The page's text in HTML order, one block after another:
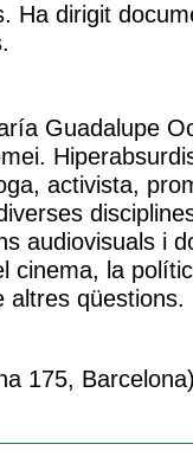
Ha dirigit
Guadalupe
activista,
audiovisuals i
cinema, la
altres qüestions.
175,